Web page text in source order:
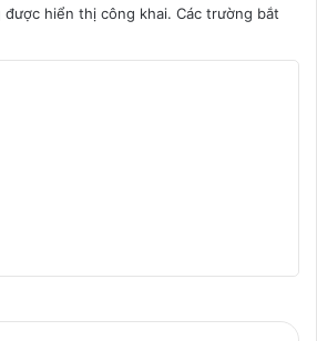
được hiển thị công khai. Các trường bắt